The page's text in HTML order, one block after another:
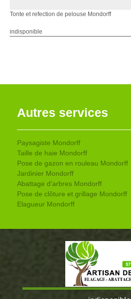
Tonte et refection de pelouse Mondorff
indisponible
Autres services
Paysagiste Mondorff
Taille de haie Mondorff
Pose de gazon en rouleau Mondorff
Jardinier Mondorff
Abattage d'arbres Mondorff
Pose de clôture et grillage Mondorff
Elagueur Mondorff